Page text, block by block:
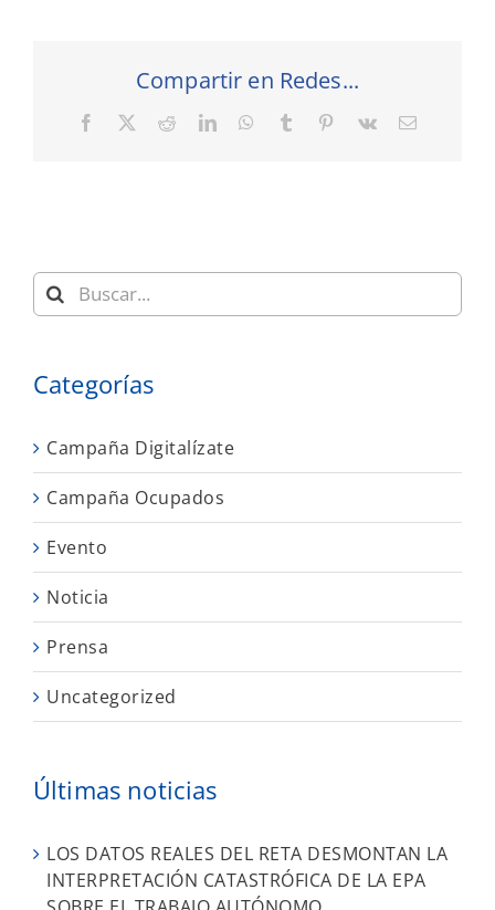
Compartir en Redes...
Facebook RedditLinkedInWhatsApp
Tumblr Pinterest
Vk
Correo
Buscar:
Categorías
Campaña Digitalízate
Campaña Ocupados
Evento
Noticia
Prensa
Uncategorized
Últimas noticias
LOS DATOS REALES DEL RETA DESMONTAN LA
INTERPRETACIÓN CATASTRÓFICA DE LA EPA